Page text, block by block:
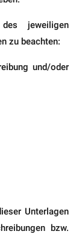
jeweiligen
zu beachten:
und/oder
Unterlagen
bzw.